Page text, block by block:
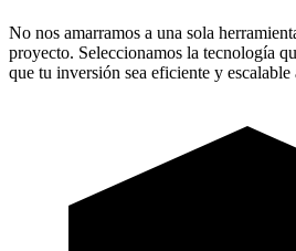
No nos amarramos a una sola
proyecto. Seleccionamos la tecnología
que tu inversión sea eficiente y escalable